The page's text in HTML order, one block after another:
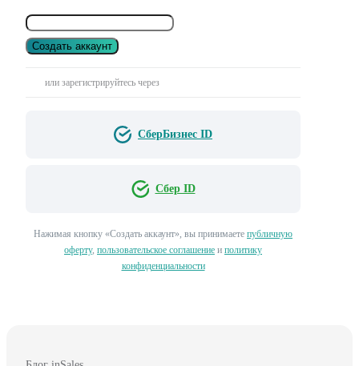
Создать аккаунт
или зарегистрируйтесь через
СберБизнес ID
Сбер ID
Нажимая кнопку «Создать аккаунт», вы принимаете публичную
оферту, пользовательское соглашение и политику
конфиденциальности